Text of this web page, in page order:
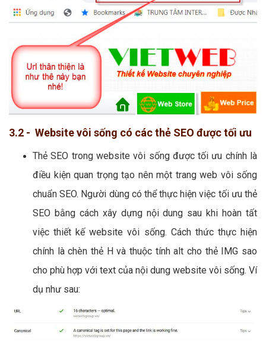
3.2 - Website vôi sống có các thẻ SEO được tối ưu
Thẻ SEO trong website vôi sống được tối ưu chính là
điều kiện quan trọng tạo nên một trang web vôi sống
chuẩn SEO. Người dùng có thể thực hiện việc tối ưu thẻ
SEO bằng cách xây dựng nội dung sau khi hoàn tất
việc thiết kế website vôi sống. Cách thức thực hiện
chính là chèn thẻ H và thuộc tính alt cho thẻ IMG sao
cho phù hợp với text của nội dung website vôi sống. Ví
dụ như sau: